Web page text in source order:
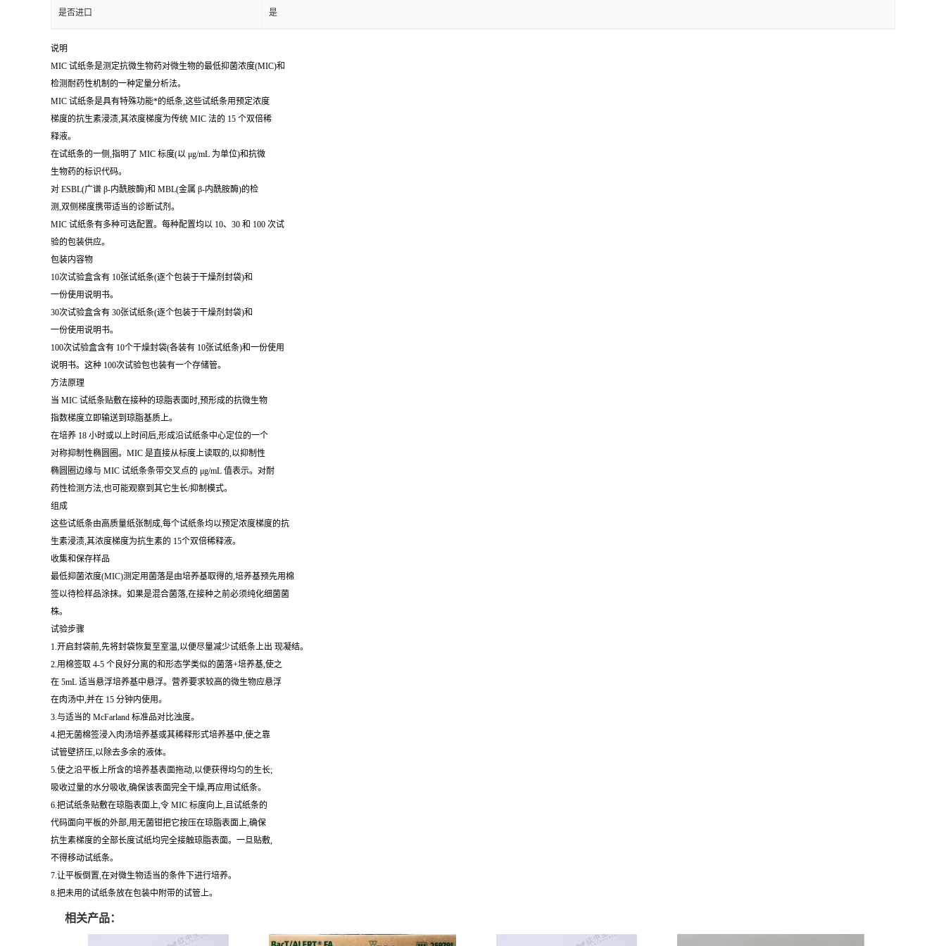
是否进口 是
说明
MIC 试纸条是测定抗微生物药对微生物的最低抑菌浓度(MIC)和
检测耐药性机制的一种定量分析法。
MIC 试纸条是具有特殊功能*的纸条,这些试纸条用预定浓度
梯度的抗生素浸渍,其浓度梯度为传统 MIC 法的 15 个双倍稀
释液。
在试纸条的一侧,指明了 MIC 标度(以 μg/mL 为单位)和抗微
生物药的标识代码。
对 ESBL(广谱 β-内酰胺酶)和 MBL(金属 β-内酰胺酶)的检
测,双侧梯度携带适当的诊断试剂。
MIC 试纸条有多种可选配置。每种配置均以 10、30 和 100 次试
验的包装供应。
包装内容物
10次试验盒含有 10张试纸条(逐个包装于干燥剂封袋)和
一份使用说明书。
30次试验盒含有 30张试纸条(逐个包装于干燥剂封袋)和
一份使用说明书。
100次试验盒含有 10个干燥封袋(各装有 10张试纸条)和一份使用
说明书。这种 100次试验包也装有一个存储管。
方法原理
当 MIC 试纸条贴敷在接种的琼脂表面时,预形成的抗微生物
指数梯度立即输送到琼脂基质上。
在培养 18 小时或以上时间后,形成沿试纸条中心定位的一个
对称抑制性椭圆圈。MIC 是直接从标度上读取的,以抑制性
椭圆圈边缘与 MIC 试纸条条带交叉点的 μg/mL 值表示。对耐
药性检测方法,也可能观察到其它生长/抑制模式。
组成
这些试纸条由高质量纸张制成,每个试纸条均以预定浓度梯度的抗
生素浸渍,其浓度梯度为抗生素的 15个双倍稀释液。
收集和保存样品
最低抑菌浓度(MIC)测定用菌落是由培养基取得的,培养基预先用棉
签以待检样品涂抹。如果是混合菌落,在接种之前必须纯化细菌菌
株。
试验步骤
1.开启封袋前,先将封袋恢复至室温,以便尽量减少试纸条上出 现凝结。
2.用棉签取 4-5 个良好分离的和形态学类似的菌落+培养基,使之
在 5mL 适当悬浮培养基中悬浮。营养要求较高的微生物应悬浮
在肉汤中,并在 15 分钟内使用。
3.与适当的 McFarland 标准品对比浊度。
4.把无菌棉签浸入肉汤培养基或其稀释形式培养基中,使之靠
试管壁挤压,以除去多余的液体。
5.使之沿平板上所含的培养基表面拖动,以便获得均匀的生长;
吸收过量的水分吸收,确保该表面完全干燥,再应用试纸条。
6.把试纸条贴敷在琼脂表面上,令 MIC 标度向上,且试纸条的
代码面向平板的外部,用无菌钳把它按压在琼脂表面上,确保
抗生素梯度的全部长度试纸均完全接触琼脂表面。一旦贴敷,
不得移动试纸条。
7.让平板倒置,在对微生物适当的条件下进行培养。
8.把未用的试纸条放在包装中附带的试管上。
相关产品：